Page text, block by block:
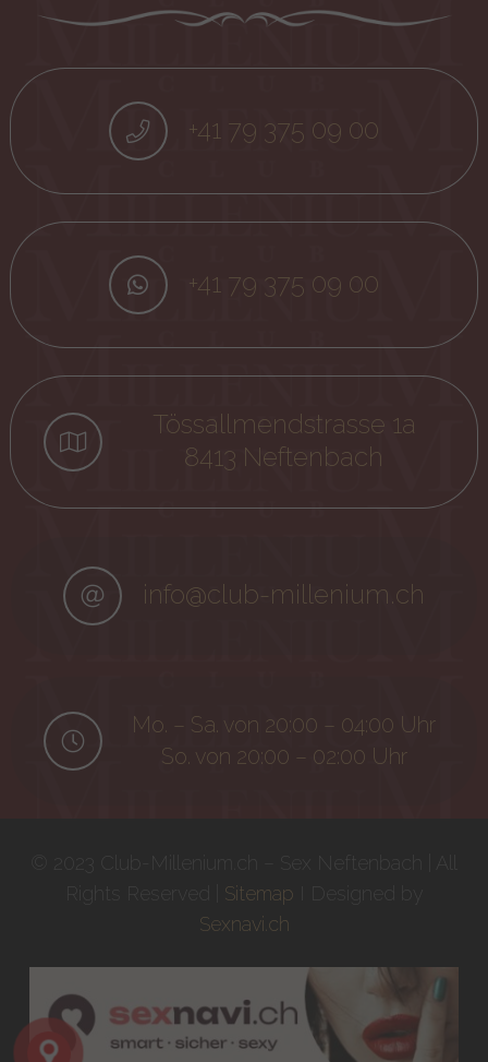
+41 79 375 09 00
+41 79 375 09 00
Tössallmendstrasse 1a
8413 Neftenbach
info@club-millenium.ch
Mo. – Sa. von 20:00 – 04:00 Uhr
So. von 20:00 – 02:00 Uhr
Sitemap
Sexnavi.ch